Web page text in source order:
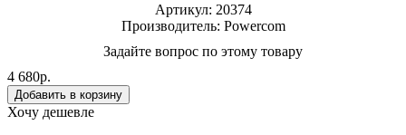
Артикул: 20374
Производитель: Powercom
Задайте вопрос по этому товару
4 680р.
Хочу дешевле